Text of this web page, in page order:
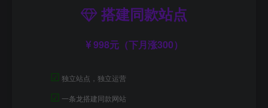
搭建同款站点
998元（下月涨300）
☑ 独立站点，独立运营
☑ 一条龙搭建同款网站